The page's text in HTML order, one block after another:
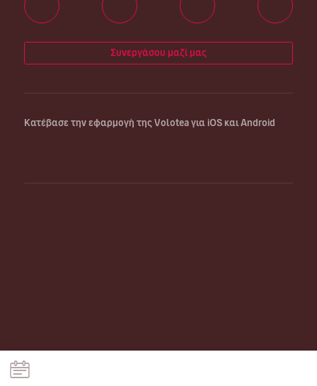
Συνεργάσου μαζί μας
Κατέβασε την εφαρμογή της Volotea για iOS και Android